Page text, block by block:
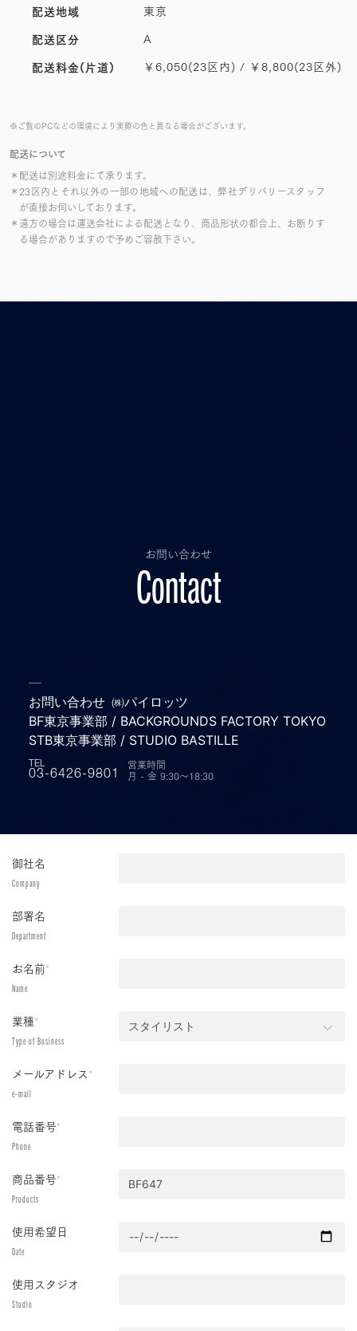
※ご覧のPCなどの環境により実際の色と異なる場合がございます。
配送について
＊配送は別途料金にて承ります。
＊23区内とそれ以外の一部の地域への配送は、弊社デリバリースタッフ
が直接お伺いしております。
＊遠方の場合は運送会社による配送となり、商品形状の都合上、お断りす
る場合がありますので予めご容赦下さい。
配送地域 東京
配送区分 A
配送料金(片道) ￥6,050(23区内) / ￥8,800(23区外)
お問い合わせ
Contact
お問い合わせ ㈱パイロッツ
BF東京事業部 / BACKGROUNDS FACTORY TOKYO
STB東京事業部 / STUDIO BASTILLE
TEL
03-6426-9801
営業時間
月 - 金 9:30〜18:30
御社名
Company
部署名
Department
お名前*
Name
業種*
Type of Business
メールアドレス*
e-mail
電話番号*
Phone
商品番号*
Products
使用希望日
Date
使用スタジオ
Studio